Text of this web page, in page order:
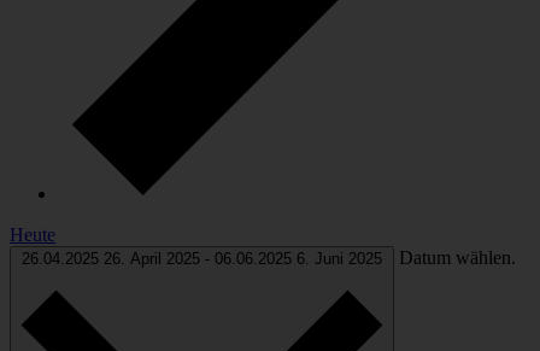
Heute
26.04.2025 26. April 2025 - 06.06.2025 6. Juni 2025 Datum wählen.